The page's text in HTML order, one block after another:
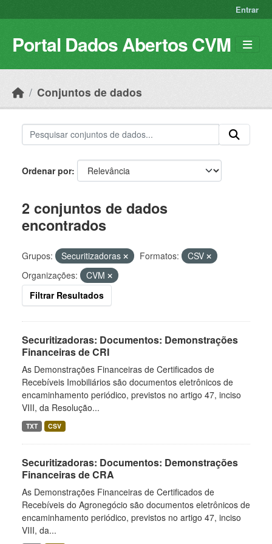
Entrar
Portal Dados Abertos CVM
Conjuntos de dados
Ordenar por
2 conjuntos de dados
encontrados
Grupos: Securitizadoras Formatos:
CSV
Organizações:
CVM
Filtrar Resultados
Securitizadoras: Documentos: Demonstrações
Financeiras de CRI
As Demonstrações Financeiras de Certificados de
Recebíveis Imobiliários são documentos eletrônicos de
encaminhamento periódico, previstos no artigo 47, inciso
VIII, da Resolução...
TXT CSV
Securitizadoras: Documentos: Demonstrações
Financeiras de CRA
As Demonstrações Financeiras de Certificados de
Recebíveis do Agronegócio são documentos eletrônicos de
encaminhamento periódico, previstos no artigo 47, inciso
VIII, da...